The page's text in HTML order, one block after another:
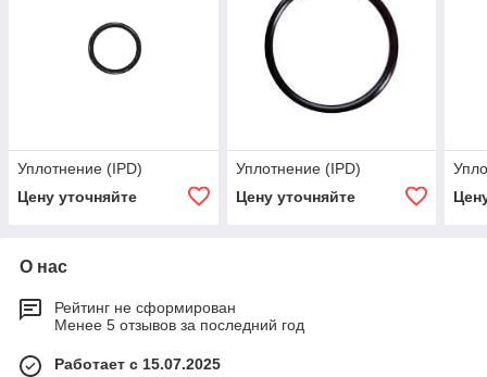
Уплотнение (IPD)
Цену уточняйте
Уплотнение (IPD)
Цену уточняйте
О нас
Рейтинг не сформирован
Менее 5 отзывов за последний год
Работает с 15.07.2025